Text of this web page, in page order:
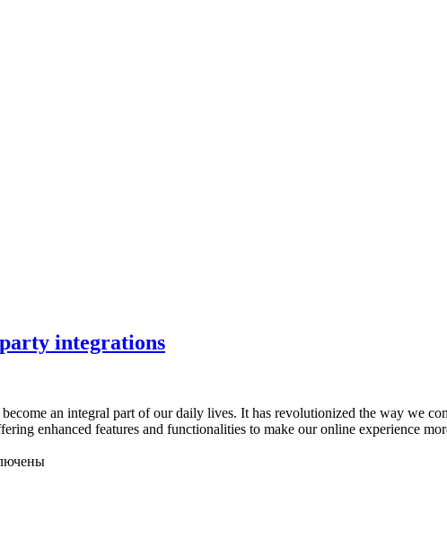
integrations
an integral part of our daily lives. It has revolutionized the way we
enhanced features and functionalities to make our online experience